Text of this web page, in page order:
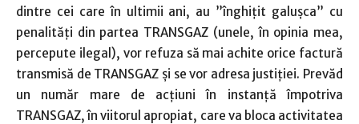
dintre cei care în ultimii ani, au ”înghițit galușca” cu
penalități din partea TRANSGAZ (unele, în opinia mea,
percepute ilegal), vor refuza să mai achite orice factură
transmisă de TRANSGAZ și se vor adresa justiției. Prevăd
un număr mare de acțiuni în instanță împotriva
TRANSGAZ, în viitorul apropiat, care va bloca activitatea